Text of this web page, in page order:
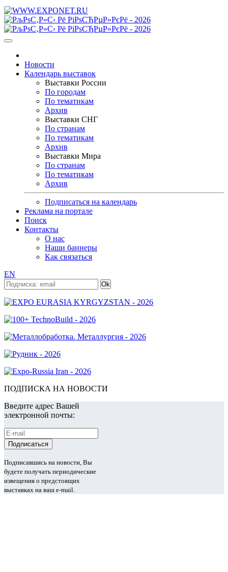
Новости
Календарь выставок
Выставки России
По городам
По тематикам
Архив
Выставки СНГ
По странам
По тематикам
Архив
Выставки Мира
По странам
По тематикам
Архив
Подписаться на календарь
Реклама на портале
Поиск
Контакты
О нас
Наши баннеры
Как связаться
EN
ПОДПИСКА НА НОВОСТИ
Введите адрес Вашей
электронной почты:
Подписавшись на новости, Вы
будете получать периодические
извещения о предстоящих
выставках на ваш e-mail.